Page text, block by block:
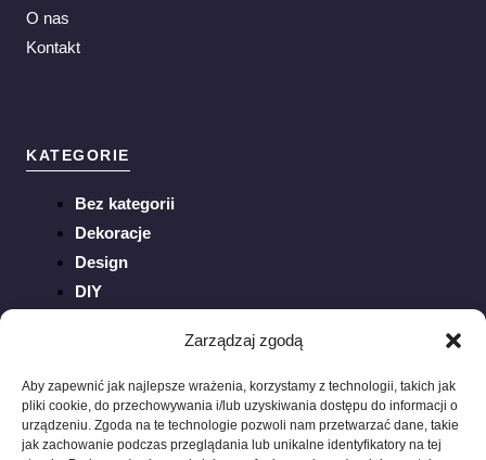
Zarządzaj zgodą
Aby zapewnić jak najlepsze wrażenia, korzystamy z technologii, takich jak
pliki cookie, do przechowywania i/lub uzyskiwania dostępu do informacji o
urządzeniu. Zgoda na te technologie pozwoli nam przetwarzać dane, takie
jak zachowanie podczas przeglądania lub unikalne identyfikatory na tej
O nas
Kontakt
KATEGORIE
Bez kategorii
Dekoracje
Design
DIY
Porady
Sztuka
Trendy